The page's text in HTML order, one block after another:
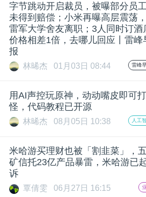
活
动
中
心
GAIR
专
字节跳动开启裁员，被曝部分员工
未得到赔偿；小米再曝高层震荡，
雷军大学舍友离职；3人同时订酒
价格相差1倍，去哪儿回应丨雷峰
报
林晞杰 01月03日 08:44 雷峰
用AI声控玩原神，动动嘴皮即可打
怪，代码教程已开源
林晞杰 08月05日 10:38 人工
米哈游买理财也被「割韭菜」，五
矿信托23亿产品暴雷，米哈游已
诉
覃倩雯 06月27日 16:15